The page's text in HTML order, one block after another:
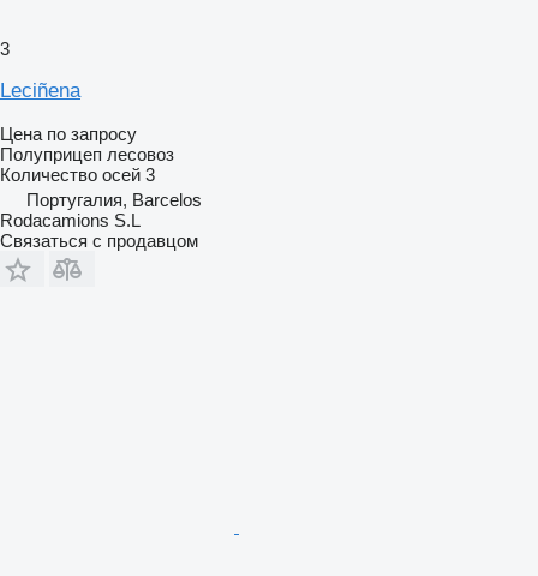
3
Leciñena
Цена по запросу
Полуприцеп лесовоз
Количество осей 3
Португалия, Barcelos
Rodacamions S.L
Связаться с продавцом